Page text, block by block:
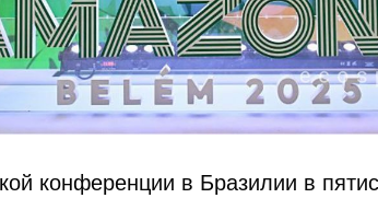
конференции в Бразилии в